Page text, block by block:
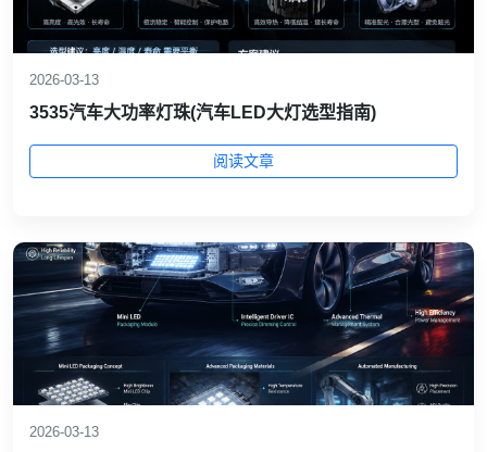
2026-03-13
3535汽车大功率灯珠(汽车LED大灯选型指南)
阅读文章
2026-03-13